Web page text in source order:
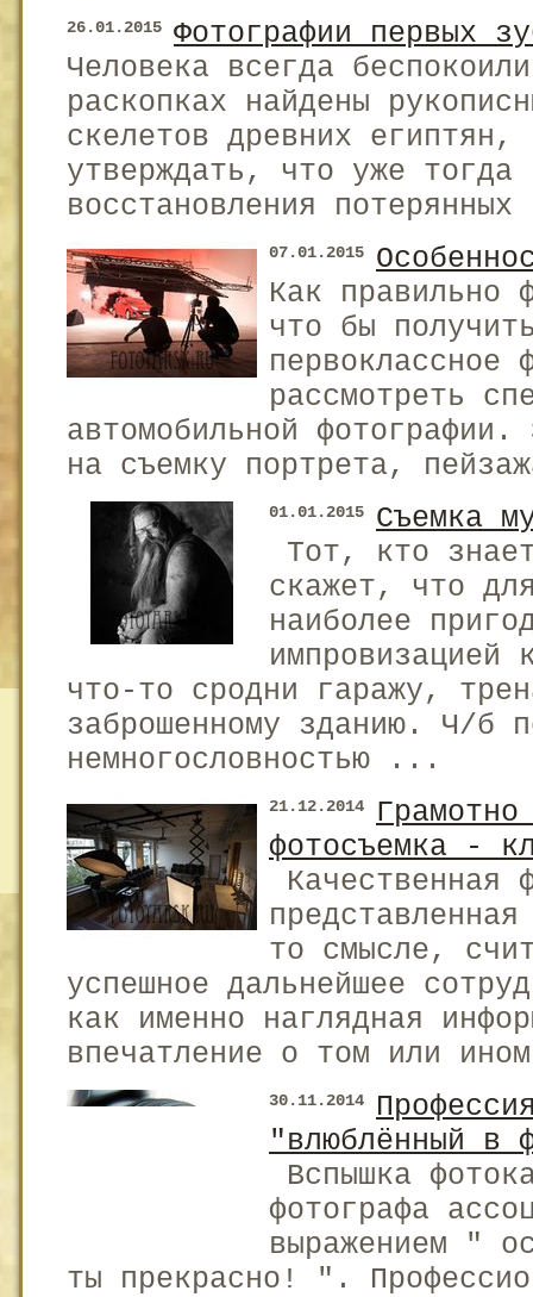
26.01.2015
Фотографии первых
Человека всегда
раскопках найдены
скелетов древних египтян,
утверждать, что уже тогда
восстановления
07.01.2015
Как правильно
что бы
первоклассное
рассмотреть
автомобильной
на съемку портрета,
01.01.2015
Съемка
Тот, кто
скажет, что
наиболее
импровизацией
что-то сродни гаражу,
заброшенному зданию. Ч/б
немногословностью ...
21.12.2014
Грамотно
фотосъемка -
Качественная
то смысле,
успешное дальнейшее
как именно наглядная
впечатление о том или
30.11.2014
"влюблённый в
Вспышка
фотографа
выражением "
ты прекрасно! ".